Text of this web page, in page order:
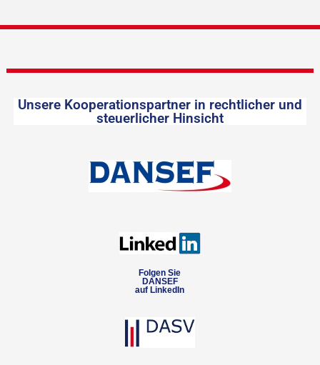
Unsere Kooperationspartner in rechtlicher und
steuerlicher Hinsicht
Folgen Sie
DANSEF
auf LinkedIn